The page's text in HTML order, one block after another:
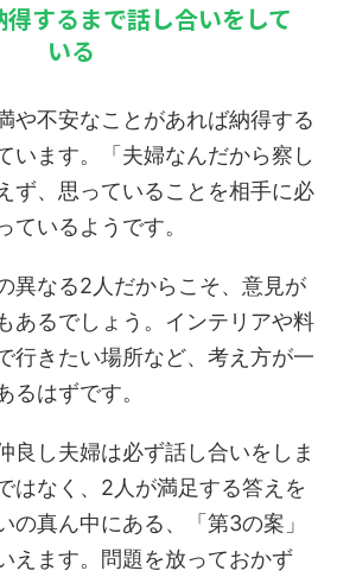
するまで話し合いをして
いる
や不安なことがあれば納得する
います。「夫婦なんだから察し
ず、思っていることを相手に必
ているようです。
異なる2人だからこそ、意見が
あるでしょう。インテリアや料
行きたい場所など、考え方が一
るはずです。
良し夫婦は必ず話し合いをしま
はなく、2人が満足する答えを
の真ん中にある、「第3の案」
えます。問題を放っておかず